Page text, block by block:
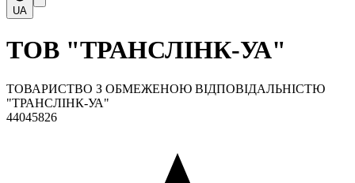
UA
ТОВ "ТРАНСЛІНК-УА"
ТОВАРИСТВО З ОБМЕЖЕНОЮ ВІДПОВІДАЛЬНІСТЮ
"ТРАНСЛІНК-УА"
44045826